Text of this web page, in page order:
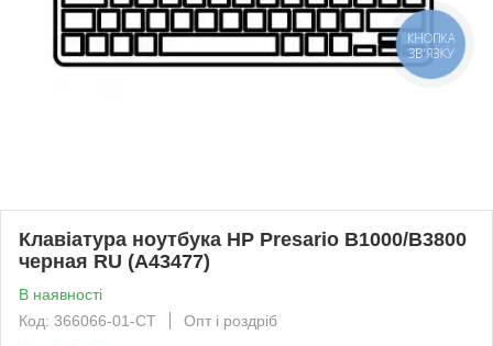
Клавіатура ноутбука HP Presario B1000/B3800
черная RU (A43477)
В наявності
Код: 366066-01-СТ
Опт і роздріб
КНОПКА
ЗВ'ЯЗКУ